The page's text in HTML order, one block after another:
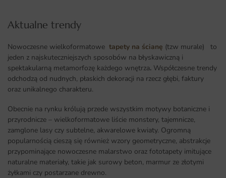
Aktualne trendy​
Nowoczesne wielkoformatowe tapety na ścianę (tzw murale) to
jeden z najskuteczniejszych sposobów na błyskawiczną i
spektakularną metamorfozę każdego wnętrza. Współczesne trendy
odchodzą od nudnych, płaskich dekoracji na rzecz głębi, faktury
oraz unikalnego charakteru.
Obecnie na rynku królują przede wszystkim motywy botaniczne i
przyrodnicze – wielkoformatowe liście monstery, tajemnicze,
zamglone lasy czy subtelne, akwarelowe kwiaty. Ogromną
popularnością cieszą się również wzory geometryczne, abstrakcje
przypominające nowoczesne malarstwo oraz fototapety imitujące
naturalne materiały, takie jak surowy beton, marmur ze złotymi
żyłkami czy postarzane drewno.